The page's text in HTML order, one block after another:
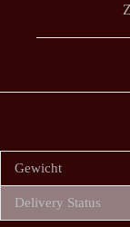
Gewicht
Delivery Status